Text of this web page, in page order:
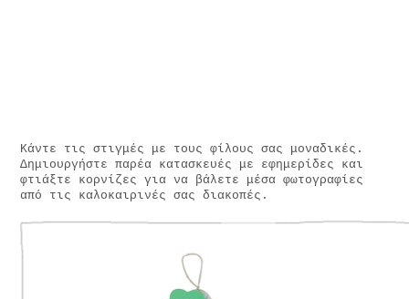
Κάντε τις στιγμές με τους φίλους σας μοναδικές.
Δημιουργήστε παρέα κατασκευές με εφημερίδες και
φτιάξτε κορνίζες για να βάλετε μέσα φωτογραφίες
από τις καλοκαιρινές σας διακοπές.